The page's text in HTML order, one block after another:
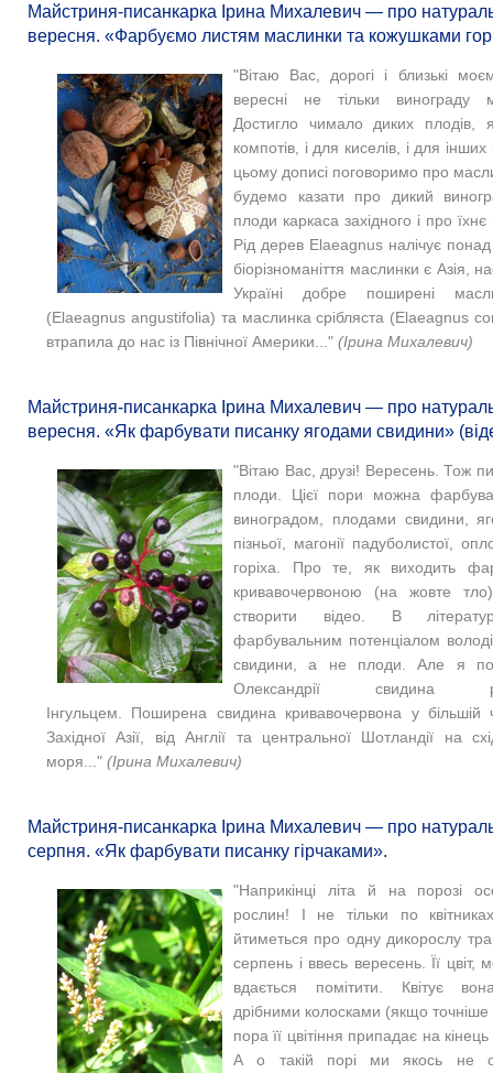
Майстриня-писанкарка Ірина Михалевич — про
вересня. «Фарбуємо листям маслинки та кожушками
"Вітаю Вас, дорогі і близькі
вересні не тільки винограду
Достигло чимало диких плодів,
компотів, і для киселів, і для
цьому дописі поговоримо про
будемо казати про дикий
плоди каркаса західного і про
Рід дерев Elaeagnus налічує
біорізноманіття маслинки є Азія,
Україні добре поширені
(Elaeagnus angustifolia) та маслинка срібляста (Elaeagnus
втрапила до нас із Північної Америки..." ​(Ірина Михалевич)
Майстриня-писанкарка Ірина Михалевич — про
вересня. «Як фарбувати писанку ягодами свидини»
"Вітаю Вас, друзі! Вересень. Тож
плоди. Цієї пори можна
виноградом, плодами свидини,
пізньої, магонії падуболистої,
горіха. Про те, як виходить
кривавочервоною (на жовте
створити відео. В
фарбувальним потенціалом
свидини, а не плоди. Але я
Олександрії свидина
Інгульцем. Поширена свидина кривавочервона у більшій
Західної Азії, від Англії та центральної Шотландії на
моря..." (Ірина Михалевич)
Майстриня-писанкарка Ірина Михалевич — про
серпня. «Як фарбувати писанку гірчаками».
"Наприкінці літа й на порозі
рослин! І не тільки по
йтиметься про одну дикорослу
серпень і ввесь вересень. Її
вдається помітити. Квітує
дрібними колосками (якщо
пора її цвітіння припадає на
А о такій порі ми якось не